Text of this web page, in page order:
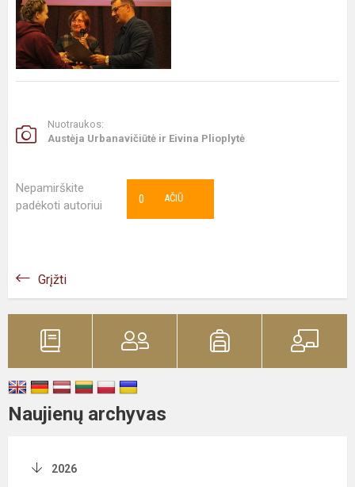
Nuotraukos:
Austėja Urbanavičiūtė ir Eivina Plioplytė
Nepamirškite
padėkoti autoriui
AČIŪ
0
Grįžti
Naujienų archyvas
2026